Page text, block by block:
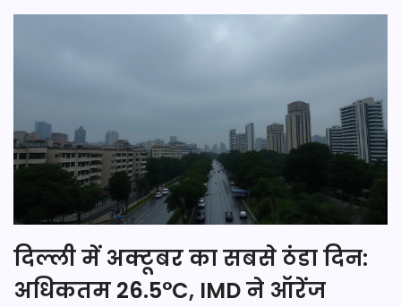
दिल्ली में अक्टूबर का सबसे ठंडा दिन:
अधिकतम 26.5°C, IMD ने ऑरेंज